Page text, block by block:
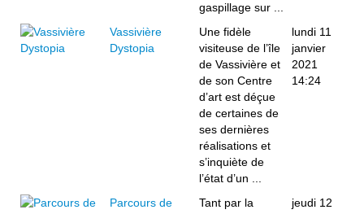
gaspillage sur ...
Vassivière
Dystopia
Une fidèle
visiteuse de l’île
de Vassivière et
de son Centre
d’art est déçue
de certaines de
ses dernières
réalisations et
s’inquiète de
l’état d’un ...
lundi 11
janvier
2021
14:24
Parcours de
Tant par la
jeudi 12